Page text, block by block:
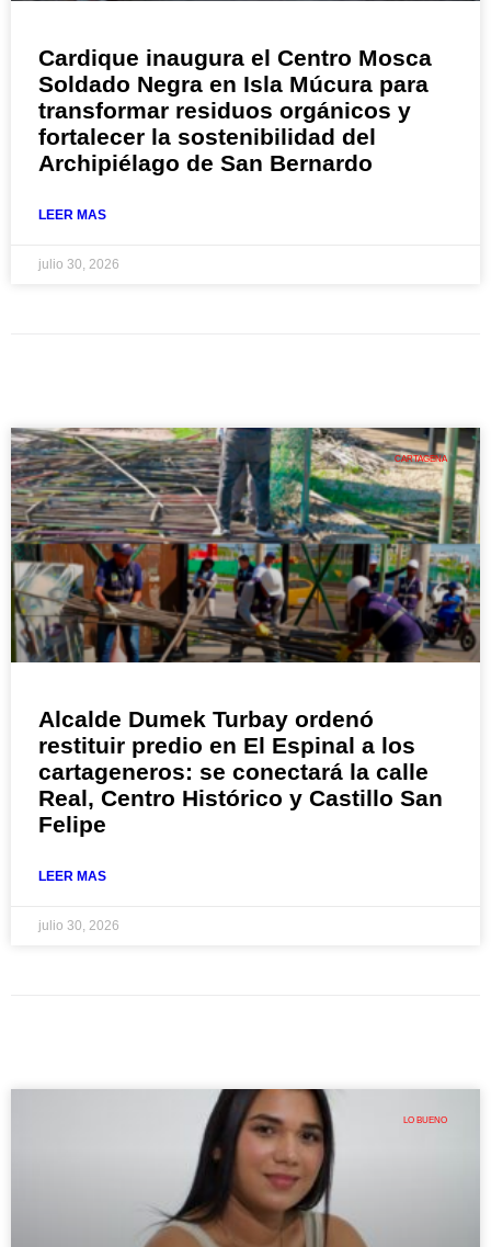
Cardique inaugura el Centro Mosca
Soldado Negra en Isla Múcura para
transformar residuos orgánicos y
fortalecer la sostenibilidad del
Archipiélago de San Bernardo
LEER MAS
julio 30, 2026
CARTAGENA
Alcalde Dumek Turbay ordenó
restituir predio en El Espinal a los
cartageneros: se conectará la calle
Real, Centro Histórico y Castillo San
Felipe
LEER MAS
julio 30, 2026
LO BUENO